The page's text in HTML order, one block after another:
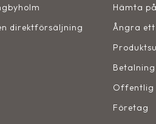
direktförsäljning
Hämta
Ångra
Betalning
Offentlig
Företag